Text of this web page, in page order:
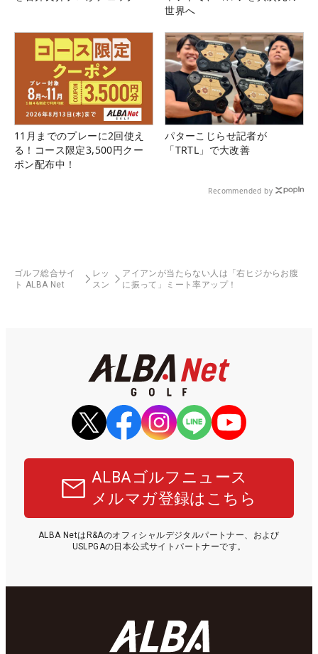
世界へ
11月までのプレーに2回使え
る！コース限定3,500円クー
ポン配布中！
パターこじらせ記者が
「TRTL」で大改善
Recommended by
ゴルフ総合サイ
ト ALBA Net
レッ
スン
アイアンが当たらない人は「右ヒジからお腹
に振って」ミート率アップ！
ALBAゴルフニュース
メルマガ登録はこちら
ALBA NetはR&Aのオフィシャルデジタルパートナー、および
USLPGAの日本公式サイトパートナーです。